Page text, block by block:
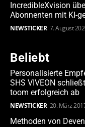
IncredibleXvision
Abonnenten mit KI-
NEWSTICKER 7. August
Beliebt
Personalisierte
SHS VIVEON
toom erfolgreich ab
NEWSTICKER 20. März
Methoden von